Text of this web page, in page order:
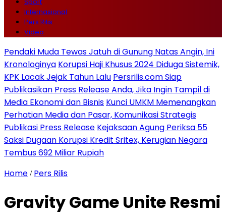
Internasional
Pers Rilis
Video
Pendaki Muda Tewas Jatuh di Gunung Natas Angin, Ini
Kronologinya Korupsi Haji Khusus 2024 Diduga Sistemik,
KPK Lacak Jejak Tahun Lalu Persrilis.com Siap
Publikasikan Press Release Anda, Jika Ingin Tampil di
Media Ekonomi dan Bisnis Kunci UMKM Memenangkan
Perhatian Media dan Pasar, Komunikasi Strategis
Publikasi Press Release Kejaksaan Agung Periksa 55
Saksi Dugaan Korupsi Kredit Sritex, Kerugian Negara
Tembus 692 Miliar Rupiah
Home / Pers Rilis
Gravity Game Unite Resmi